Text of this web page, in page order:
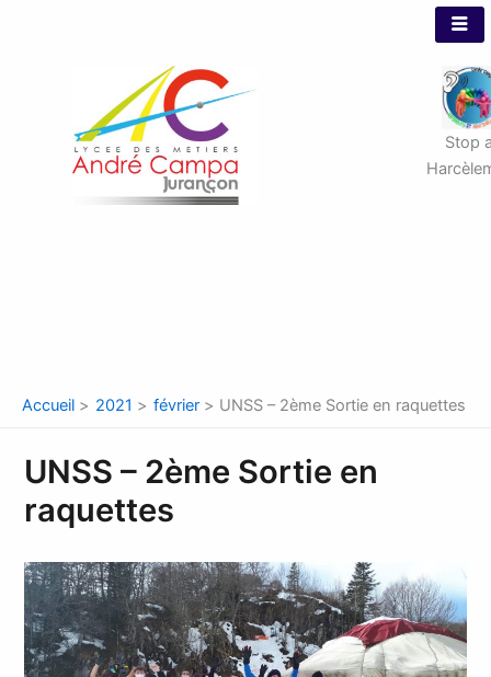
Stop
Accueil 2021 février UNSS – 2ème Sortie en raquettes
UNSS – 2ème Sortie en
raquettes